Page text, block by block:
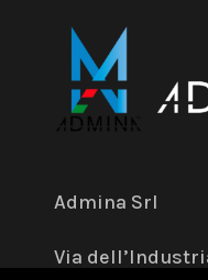
Admina Srl
Via